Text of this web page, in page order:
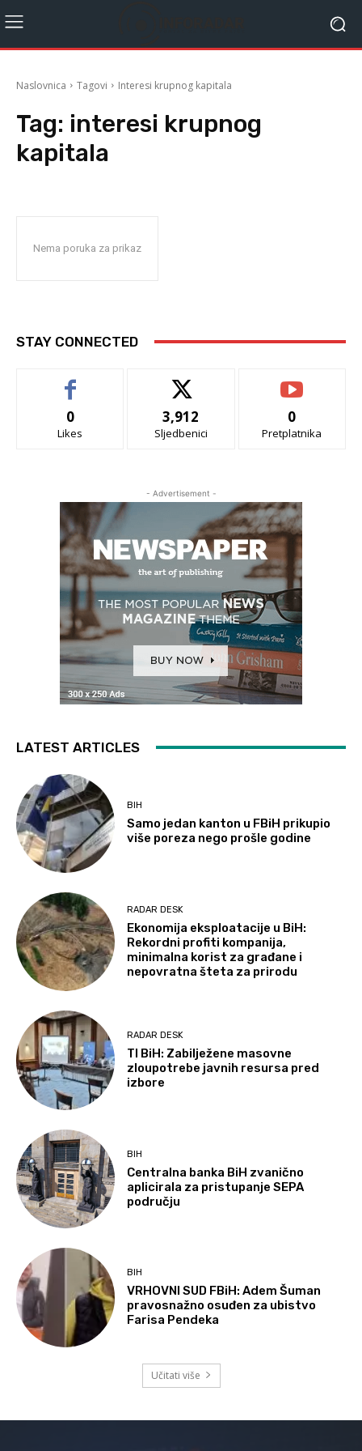
Naslovnica Tagovi Interesi krupnog kapitala
Tag: interesi krupnog
kapitala
Nema poruka za prikaz
STAY CONNECTED
0
Likes
3,912
Sljedbenici
0
Pretplatnika
- Advertisement -
LATEST ARTICLES
BIH
Samo jedan kanton u FBiH prikupio
više poreza nego prošle godine
RADAR DESK
Ekonomija eksploatacije u BiH:
Rekordni profiti kompanija,
minimalna korist za građane i
nepovratna šteta za prirodu
RADAR DESK
TI BiH: Zabilježene masovne
zloupotrebe javnih resursa pred
izbore
BIH
Centralna banka BiH zvanično
aplicirala za pristupanje SEPA
području
BIH
VRHOVNI SUD FBiH: Adem Šuman
pravosnažno osuđen za ubistvo
Farisa Pendeka
Učitati više